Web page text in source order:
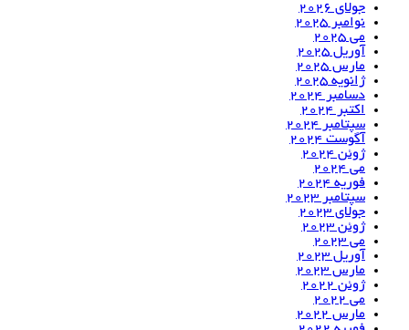
جولای 2026
نوامبر 2025
می 2025
آوریل 2025
مارس 2025
ژانویه 2025
دسامبر 2024
اکتبر 2024
سپتامبر 2024
آگوست 2024
ژوئن 2024
می 2024
فوریه 2024
سپتامبر 2023
جولای 2023
ژوئن 2023
می 2023
آوریل 2023
مارس 2023
ژوئن 2022
می 2022
مارس 2022